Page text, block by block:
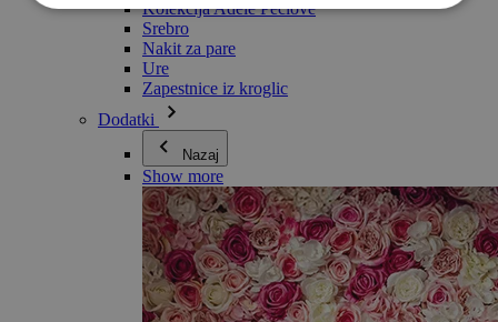
Kolekcija Adéle Pečlové
Srebro
Nakit za pare
Ure
Zapestnice iz kroglic
Dodatki
Nazaj
Show more